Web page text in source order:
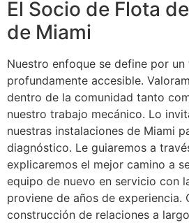
El Socio de Flota
de Miami
Nuestro enfoque se define por
profundamente accesible.
dentro de la comunidad tanto
nuestro trabajo mecánico. Lo
nuestras instalaciones de Miami
diagnóstico. Le guiaremos a
explicaremos el mejor camino a
equipo de nuevo en servicio con
proviene de años de experiencia.
construcción de relaciones a